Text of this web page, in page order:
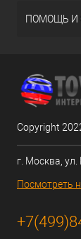
ПОМОЩЬ И
Copyright
г. Москва,
Посмотреть